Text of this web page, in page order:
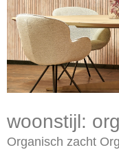
woonstijl:
Organisch zacht